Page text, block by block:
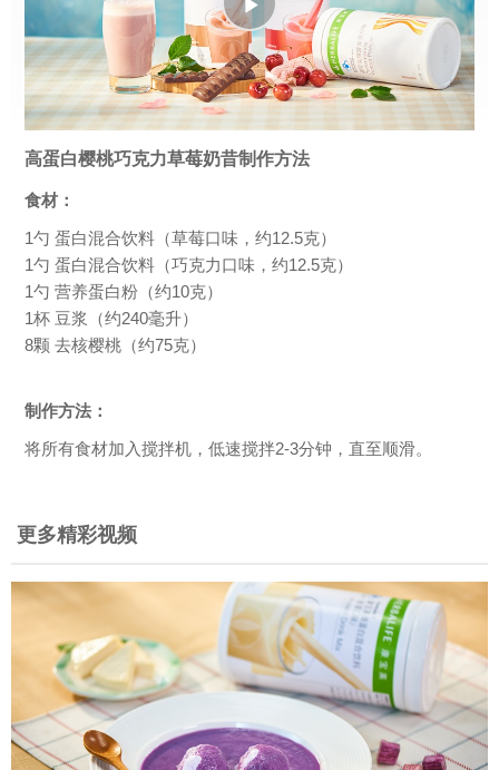
Play
Video
高蛋白樱桃巧克力草莓奶昔制作方法
食材：
1勺 蛋白混合饮料（草莓口味，约12.5克）
1勺 蛋白混合饮料（巧克力口味，约12.5克）
1勺 营养蛋白粉（约10克）
1杯 豆浆（约240毫升）
8颗 去核樱桃（约75克）
制作方法：
将所有食材加入搅拌机，低速搅拌2-3分钟，直至顺滑。
更多精彩视频